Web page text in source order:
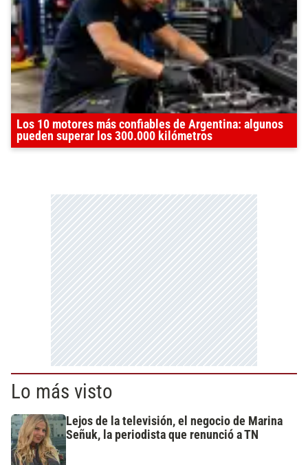
Los 10 motores más confiables de Argentina: algunos
pueden superar los 300.000 kilómetros
Lo más visto
Lejos de la televisión, el negocio de Marina
Señuk, la periodista que renunció a TN